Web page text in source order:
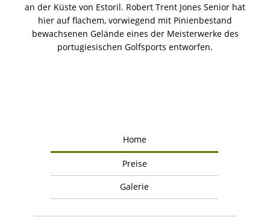
an der Küste von Estoril. Robert Trent Jones Senior hat
hier auf flachem, vorwiegend mit Pinienbestand
bewachsenen Gelände eines der Meisterwerke des
portugiesischen Golfsports entworfen.
Home
Preise
Galerie